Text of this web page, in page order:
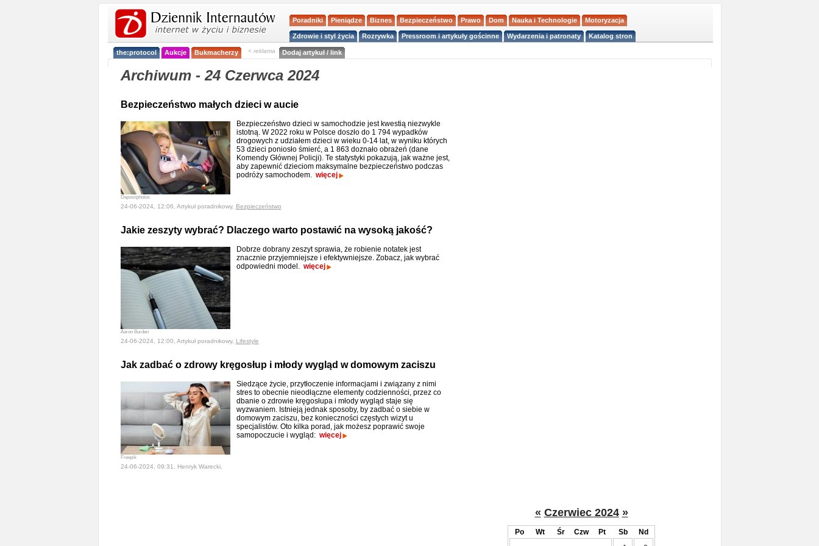
Poradniki Pieniądze Biznes Bezpieczeństwo Prawo Dom Nauka i Technologie Motoryzacja
Zdrowie i styl życia Rozrywka Pressroom i artykuły gościnne Wydarzenia i patronaty Katalog stron
the:protocol Aukcje Bukmacherzy < reklama Dodaj artykuł / link
Archiwum - 24 Czerwca 2024
Bezpieczeństwo małych dzieci w aucie
Depositphotos
Bezpieczeństwo dzieci w samochodzie jest kwestią niezwykle
istotną. W 2022 roku w Polsce doszło do 1 794 wypadków
drogowych z udziałem dzieci w wieku 0-14 lat, w wyniku których
53 dzieci poniosło śmierć, a 1 863 doznało obrażeń (dane
Komendy Głównej Policji). Te statystyki pokazują, jak ważne jest,
aby zapewnić dzieciom maksymalne bezpieczeństwo podczas
podróży samochodem. więcej
24-06-2024, 12:06, Artykuł poradnikowy, Bezpieczeństwo
Jakie zeszyty wybrać? Dlaczego warto postawić na wysoką jakość?
Aaron Burden
Dobrze dobrany zeszyt sprawia, że robienie notatek jest
znacznie przyjemniejsze i efektywniejsze. Zobacz, jak wybrać
odpowiedni model. więcej
24-06-2024, 12:00, Artykuł poradnikowy, Lifestyle
Jak zadbać o zdrowy kręgosłup i młody wygląd w domowym zaciszu
Freepik
Siedzące życie, przytłoczenie informacjami i związany z nimi
stres to obecnie nieodłączne elementy codzienności, przez co
dbanie o zdrowie kręgosłupa i młody wygląd staje się
wyzwaniem. Istnieją jednak sposoby, by zadbać o siebie w
domowym zaciszu, bez konieczności częstych wizyt u
specjalistów. Oto kilka porad, jak możesz poprawić swoje
samopoczucie i wygląd: więcej
24-06-2024, 09:31, Henryk Warecki,
« Czerwiec 2024 »
Po Wt Śr Czw Pt Sb
Nd